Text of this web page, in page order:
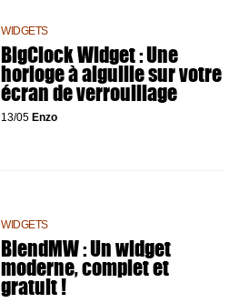
WIDGETS
BigClock Widget : Une
horloge à aiguille sur votre
écran de verrouillage
13/05 Enzo
WIDGETS
BlendMW : Un widget
moderne, complet et
gratuit !